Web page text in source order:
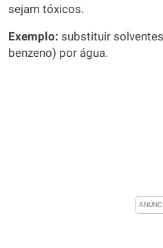
sejam tóxicos.
Exemplo: substituir
benzeno) por água.